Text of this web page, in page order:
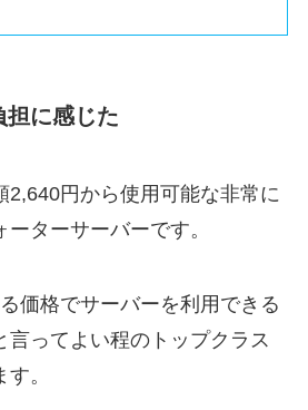
担に感じた
2,640円から使用可能な非常に
ターサーバーです。
価格でサーバーを利用できる
言ってよい程のトップクラス
。